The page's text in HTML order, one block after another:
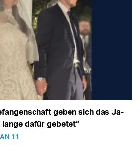
geben sich das Ja-
lange dafür gebetet“
11